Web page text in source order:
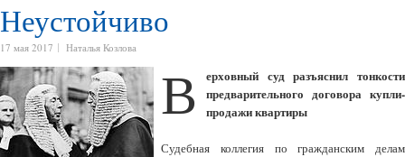
Неустойчиво
17 мая 2017 Наталья Козлова
В
ерховный суд разъяснил тонкости
предварительного договора купли-
продажи квартиры
Судебная коллегия по гражданским делам